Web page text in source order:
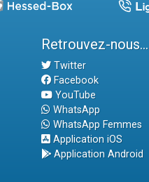
Retrouvez-nous...
Twitter
Facebook
YouTube
WhatsApp
WhatsApp Femmes
Application iOS
Application Android